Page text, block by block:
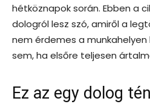
hétköznapok során. Ebben a
dologról lesz szó, amiről a
nem érdemes a munkahelyen
sem, ha elsőre teljesen
Ez az egy dolog